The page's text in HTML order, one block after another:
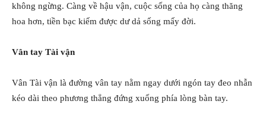
không ngừng. Càng về hậu vận, cuộc sống của họ càng thăng
hoa hơn, tiền bạc kiếm được dư dả sống mấy đời.
Vân tay Tài vận
Vân Tài vận là đường vân tay nằm ngay dưới ngón tay đeo nhẫn
kéo dài theo phương thẳng đứng xuống phía lòng bàn tay.